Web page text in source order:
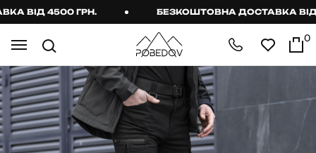
ВІД 4500 ГРН. БЕЗКОШТОВНА ДОСТАВКА ВІД
0